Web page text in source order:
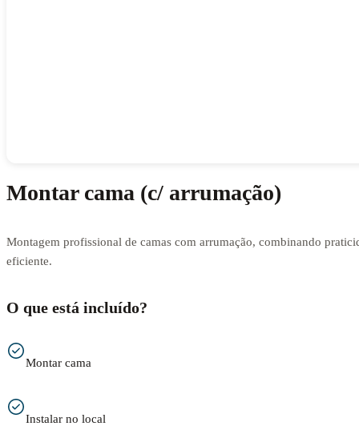
Montar cama (c/ arrumação)
Montagem profissional de camas com arrumação, combinando
eficiente.
O que está incluído?
Montar cama
Instalar no local